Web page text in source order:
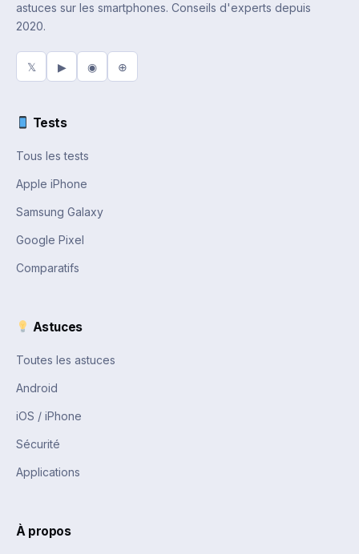
astuces sur les smartphones. Conseils d'experts depuis
2020.
𝕏 ▶ ◉ ⊕
Tests
Tous les tests
Apple iPhone
Samsung Galaxy
Google Pixel
Comparatifs
Astuces
Toutes les astuces
Android
iOS / iPhone
Sécurité
Applications
À propos